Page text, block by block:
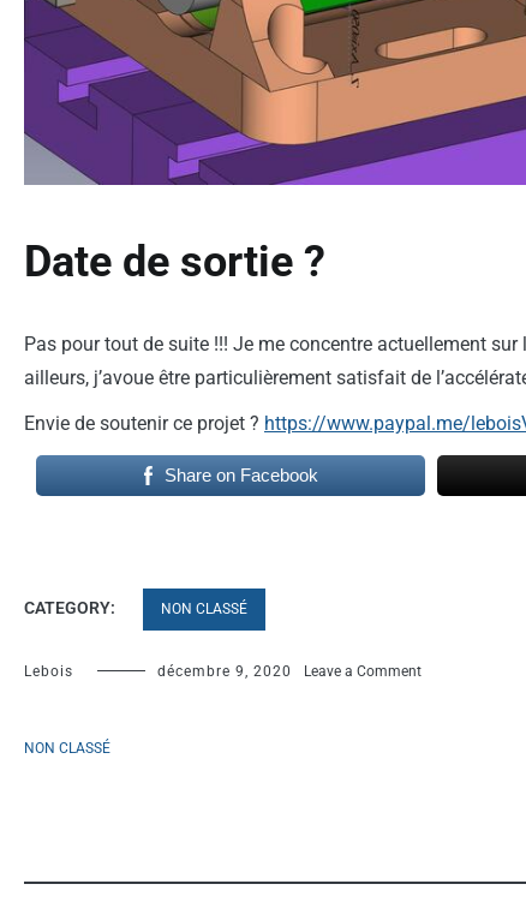
Date de sortie ?
Pas pour tout de suite !!! Je me concentre actuellement
ailleurs, j’avoue être particulièrement satisfait de
Envie de soutenir ce projet ? https://www.paypal.me/
Share on Facebook
CATEGORY: NON CLASSÉ
Lebois décembre 9, 2020 Leave a Commenton
NON CLASSÉ